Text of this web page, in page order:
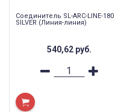
Соединитель SL-ARC-LINE-180
SILVER (Линия-линия)
540,62 руб.